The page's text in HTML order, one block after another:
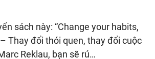
sách này: “Change your habits,
Thay đổi thói quen, thay đổi cuộc
Reklau, bạn sẽ rú…